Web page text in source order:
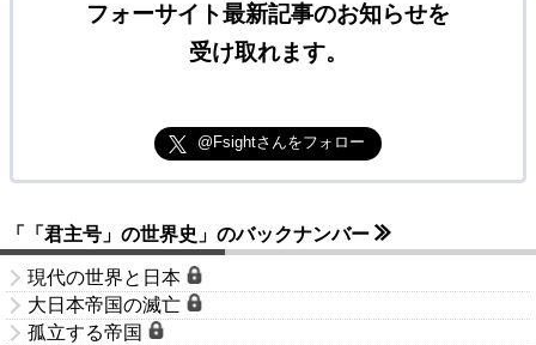
フォーサイト最新記事のお知らせを
受け取れます。
@Fsightさんをフォロー
「「君主号」の世界史」のバックナンバー
現代の世界と日本
大日本帝国の滅亡
孤立する帝国